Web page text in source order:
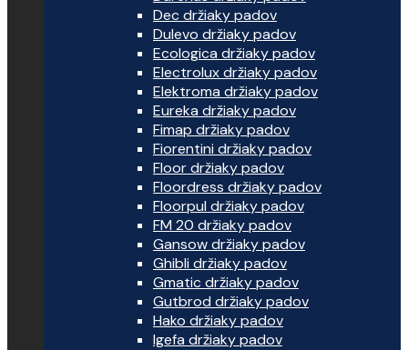
Dec držiaky padov
Dulevo držiaky padov
Ecologica držiaky padov
Electrolux držiaky padov
Elektroma držiaky padov
Eureka držiaky padov
Fimap držiaky padov
Fiorentini držiaky padov
Floor držiaky padov
Floordress držiaky padov
Floorpul držiaky padov
FM 20 držiaky padov
Gansow držiaky padov
Ghibli držiaky padov
Gmatic držiaky padov
Gutbrod držiaky padov
Hako držiaky padov
Igefa držiaky padov